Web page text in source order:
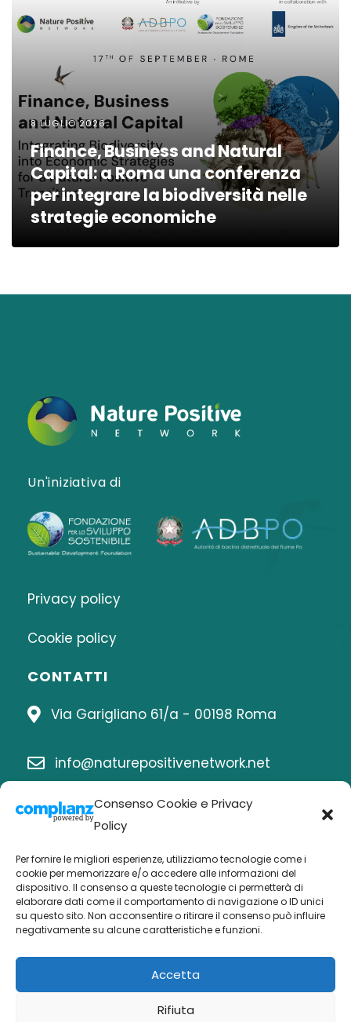
Consenso Cookie e Privacy
Policy
Per fornire le migliori esperienze, utilizziamo tecnologie come i
cookie per memorizzare e/o accedere alle informazioni del
dispositivo. Il consenso a queste tecnologie ci permetterà di
elaborare dati come il comportamento di navigazione o ID unici
su questo sito. Non acconsentire o ritirare il consenso può influire
negativamente su alcune caratteristiche e funzioni.
Accetta
Rifiuta
8 LUGLIO 2026
Finance, Business and Natural
Capital: a Roma una conferenza
per integrare la biodiversità nelle
strategie economiche
Un'iniziativa di
Privacy policy
Cookie policy
CONTATTI
Via Garigliano 61/a - 00198 Roma
info@naturepositivenetwork.net
06 8414815
Chi siamo
Economia nature positive